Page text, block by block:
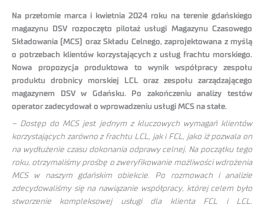
Na przełomie marca i kwietnia 2024 roku na terenie gdańskiego
magazynu DSV rozpoczęto pilotaż usługi Magazynu Czasowego
Składowania (MCS) oraz Składu Celnego, zaprojektowana z myślą
o potrzebach klientów korzystających z usług frachtu morskiego.
Nowa propozycja produktowa to wynik współpracy zespołu
produktu drobnicy morskiej LCL oraz zespołu zarządzającego
magazynem DSV w Gdańsku. Po zakończeniu analizy testów
operator zadecydował o wprowadzeniu usługi MCS na stałe.
– Dostęp do MCS jest jednym z kluczowych wymagań klientów
korzystających zarówno z frachtu LCL, jak i FCL, jako iż pozwala on
na wydłużenie czasu dokonania odprawy celnej. Na początku tego
roku, otrzymaliśmy prośbę o zweryfikowanie możliwości wdrożenia
MCS w naszym gdańskim obiekcie. Po rozmowach i analizie
zdecydowaliśmy się na nawiązanie współpracy, której celem było
stworzenie kompleksowej usługi dla klienta FCL i LCL.